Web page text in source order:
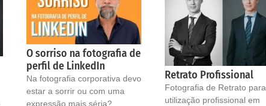
O sorriso na fotografia de
perfil de LinkedIn
Na fotografia corporativa devo
estar a sorrir ou com uma
expressão mais séria?
Retrato Profissional
Fotografia de Retrato para
utilização profissional em